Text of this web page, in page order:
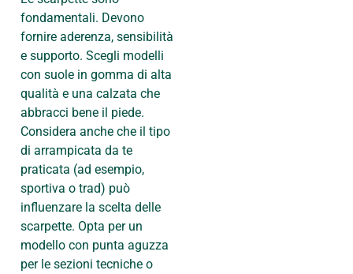
fondamentali. Devono
fornire aderenza, sensibilità
e supporto. Scegli modelli
con suole in gomma di alta
qualità e una calzata che
abbracci bene il piede.
Considera anche che il tipo
di arrampicata da te
praticata (ad esempio,
sportiva o trad) può
influenzare la scelta delle
scarpette. Opta per un
modello con punta aguzza
per le sezioni tecniche o